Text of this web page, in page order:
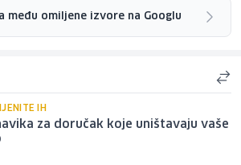
među omiljene izvore na Googlu
IH
za doručak koje uništavaju vaše